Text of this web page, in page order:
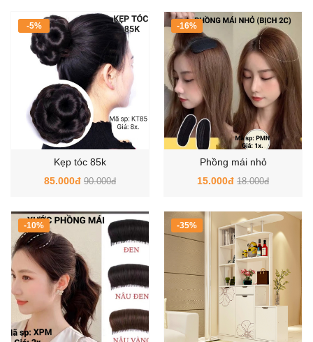
Kẹp tóc 85k
85.000đ 90.000đ
-5%
Phồng mái nhỏ
15.000đ 18.000đ
-16%
-10% -35%